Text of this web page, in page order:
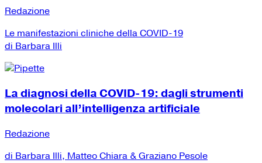
Redazione
Le manifestazioni cliniche della COVID-19
di Barbara Illi
La diagnosi della COVID-19: dagli strumenti
molecolari all’intelligenza artificiale
Redazione
di Barbara Illi, Matteo Chiara & Graziano Pesole